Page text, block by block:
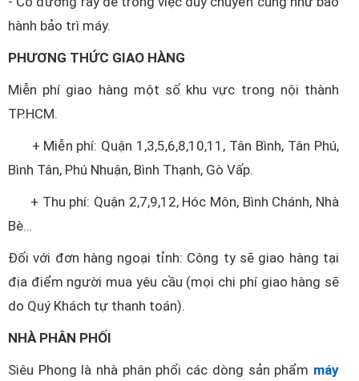
hành bảo trì máy.
PHƯƠNG THỨC GIAO HÀNG
Miễn phí giao hàng một số khu vực trong nội thành
TP.HCM.
+ Miễn phí: Quận 1,3,5,6,8,10,11, Tân Bình, Tân Phú,
Bình Tân, Phú Nhuận, Bình Thạnh, Gò Vấp.
+ Thu phí: Quận 2,7,9,12, Hóc Môn, Bình Chánh, Nhà
Bè…
Đối với đơn hàng ngoại tỉnh: Công ty sẽ giao hàng tại
địa điểm người mua yêu cầu (mọi chi phí giao hàng sẽ
do Quý Khách tự thanh toán).
NHÀ PHÂN PHỐI
Siêu Phong là nhà phân phối các dòng sản phẩm máy